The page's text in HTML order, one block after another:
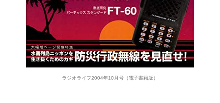
ラジオライフ2004年10月号（電子書籍版）